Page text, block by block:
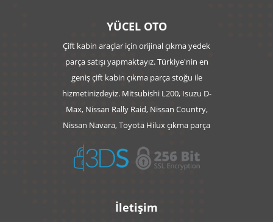
YÜCEL OTO
Çift kabin araçlar için orijinal çıkma yedek
parça satışı yapmaktayız. Türkiye'nin en
geniş çift kabin çıkma parça stoğu ile
hizmetinizdeyiz. Mitsubishi L200, Isuzu D-
Max, Nissan Rally Raid, Nissan Country,
Nissan Navara, Toyota Hilux çıkma parça
İletişim